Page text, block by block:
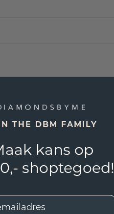
THE DBM FAMILY
kans op
shoptegoed!